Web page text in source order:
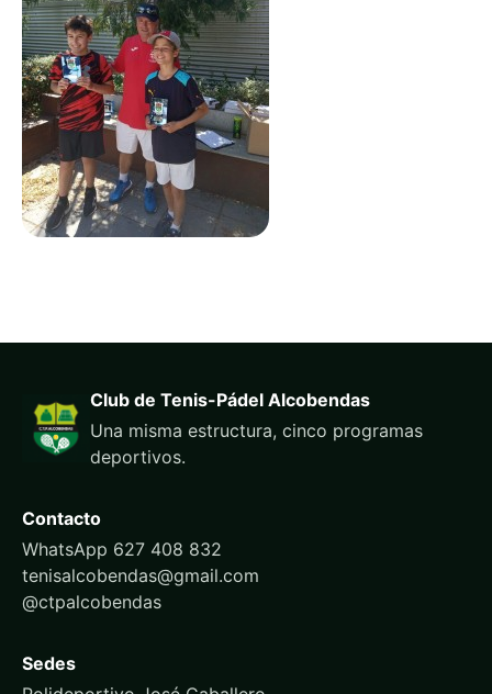
Club de Tenis-Pádel Alcobendas
Una misma estructura, cinco programas
deportivos.
Contacto
WhatsApp 627 408 832
tenisalcobendas@gmail.com
@ctpalcobendas
Sedes